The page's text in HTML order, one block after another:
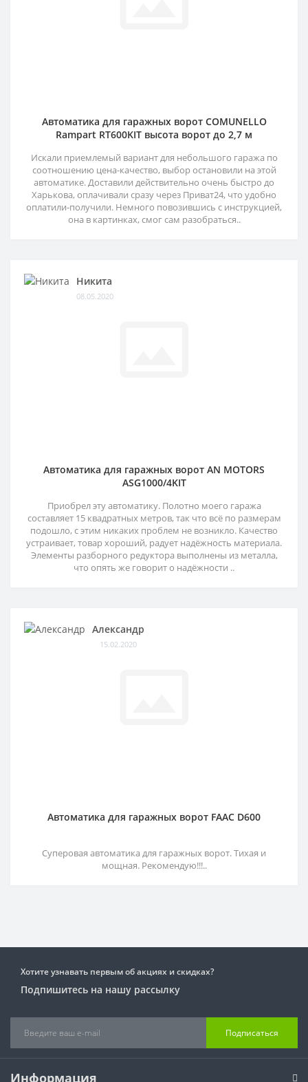
Автоматика для гаражных ворот COMUNELLO
Rampart RT600KIT высота ворот до 2,7 м
Искали приемлемый вариант для небольшого гаража по
соотношению цена-качество, выбор остановили на этой
автоматике. Доставили действительно очень быстро до
Харькова, оплачивали сразу через Приват24, что удобно
оплатили-получили. Немного повозившись с инструкцией,
она в картинках, смог сам разобраться..
Никита
08.05.2020
Автоматика для гаражных ворот AN MOTORS
ASG1000/4KIT
Приобрел эту автоматику. Полотно моего гаража
составляет 15 квадратных метров, так что всё по размерам
подошло, с этим никаких проблем не возникло. Качество
устраивает, товар хороший, радует надёжность материала.
Элементы разборного редуктора выполнены из металла,
что опять же говорит о надёжности ..
Александр
15.02.2020
Автоматика для гаражных ворот FAAC D600
Суперовая автоматика для гаражных ворот. Тихая и
мощная. Рекомендую!!!..
Хотите узнавать первым об акциях и скидках?
Подпишитесь на нашу рассылку
Подписаться
Информация